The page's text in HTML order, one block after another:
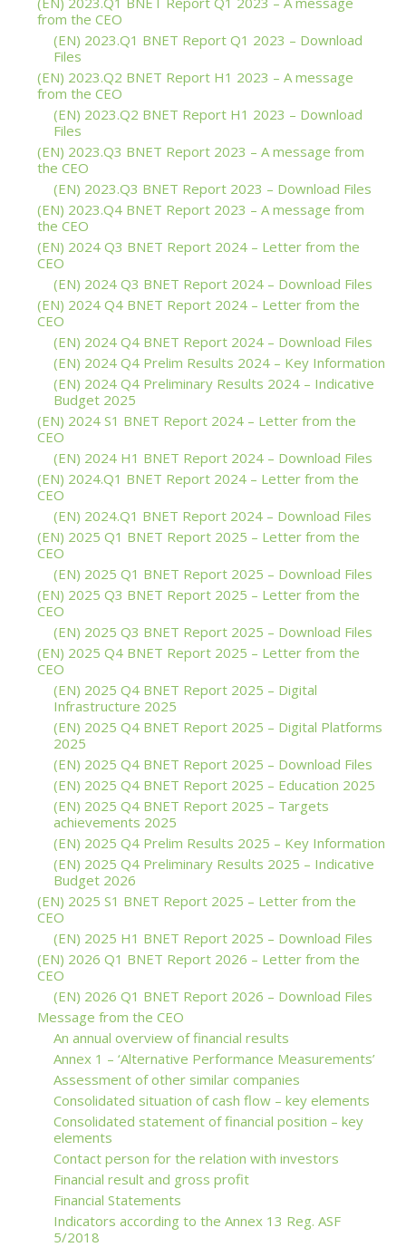
from the CEO
(EN) 2023.Q1 BNET Report Q1 2023 – Download
Files
(EN) 2023.Q2 BNET Report H1 2023 – A message
from the CEO
(EN) 2023.Q2 BNET Report H1 2023 – Download
Files
(EN) 2023.Q3 BNET Report 2023 – A message from
the CEO
(EN) 2023.Q3 BNET Report 2023 – Download Files
(EN) 2023.Q4 BNET Report 2023 – A message from
the CEO
(EN) 2024 Q3 BNET Report 2024 – Letter from the
CEO
(EN) 2024 Q3 BNET Report 2024 – Download Files
(EN) 2024 Q4 BNET Report 2024 – Letter from the
CEO
(EN) 2024 Q4 BNET Report 2024 – Download Files
(EN) 2024 Q4 Prelim Results 2024 – Key Information
(EN) 2024 Q4 Preliminary Results 2024 – Indicative
Budget 2025
(EN) 2024 S1 BNET Report 2024 – Letter from the
CEO
(EN) 2024 H1 BNET Report 2024 – Download Files
(EN) 2024.Q1 BNET Report 2024 – Letter from the
CEO
(EN) 2024.Q1 BNET Report 2024 – Download Files
(EN) 2025 Q1 BNET Report 2025 – Letter from the
CEO
(EN) 2025 Q1 BNET Report 2025 – Download Files
(EN) 2025 Q3 BNET Report 2025 – Letter from the
CEO
(EN) 2025 Q3 BNET Report 2025 – Download Files
(EN) 2025 Q4 BNET Report 2025 – Letter from the
CEO
(EN) 2025 Q4 BNET Report 2025 – Digital
Infrastructure 2025
(EN) 2025 Q4 BNET Report 2025 – Digital Platforms
2025
(EN) 2025 Q4 BNET Report 2025 – Download Files
(EN) 2025 Q4 BNET Report 2025 – Education 2025
(EN) 2025 Q4 BNET Report 2025 – Targets
achievements 2025
(EN) 2025 Q4 Prelim Results 2025 – Key Information
(EN) 2025 Q4 Preliminary Results 2025 – Indicative
Budget 2026
(EN) 2025 S1 BNET Report 2025 – Letter from the
CEO
(EN) 2025 H1 BNET Report 2025 – Download Files
(EN) 2026 Q1 BNET Report 2026 – Letter from the
CEO
(EN) 2026 Q1 BNET Report 2026 – Download Files
Message from the CEO
An annual overview of financial results
Annex 1 – ‘Alternative Performance Measurements’
Assessment of other similar companies
Consolidated situation of cash flow – key elements
Consolidated statement of financial position – key
elements
Contact person for the relation with investors
Financial result and gross profit
Financial Statements
Indicators according to the Annex 13 Reg. ASF
5/2018